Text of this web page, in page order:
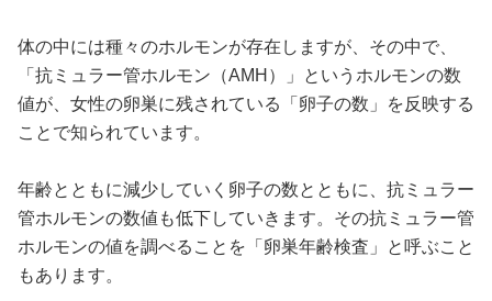
体の中には種々のホルモンが存在しますが、その中で、
「抗ミュラー管ホルモン（AMH）」というホルモンの数
値が、女性の卵巣に残されている「卵子の数」を反映する
ことで知られています。
年齢とともに減少していく卵子の数とともに、抗ミュラー
管ホルモンの数値も低下していきます。その抗ミュラー管
ホルモンの値を調べることを「卵巣年齢検査」と呼ぶこと
もあります。